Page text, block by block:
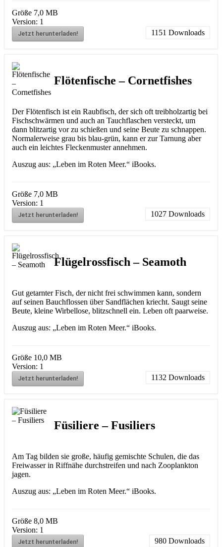
Größe 7,0 MB
Version: 1
Jetzt herunterladen! 1151 Downloads
Flötenfische – Cornetfishes
Der Flötenfisch ist ein Raubfisch, der sich oft treibholzartig bei
Fischschwärmen und auch an Tauchflaschen versteckt, um
dann blitzartig vor zu schießen und seine Beute zu schnappen.
Normalerweise grau bis blau-grün, kann er zur Tarnung aber
auch ein leichtes Fleckenmuster annehmen.
Auszug aus: „Leben im Roten Meer.“ iBooks.
Größe 7,0 MB
Version: 1
Jetzt herunterladen! 1027 Downloads
Flügelrossfisch – Seamoth
Gut getarnter Fisch, der nicht frei schwimmen kann, sondern
auf seinen Bauchflossen über Sandflächen kriecht. Saugt seine
Beute, kleine Wirbellose, blitzschnell ein. Leben oft paarweise.
Auszug aus: „Leben im Roten Meer.“ iBooks.
Größe 10,0 MB
Version: 1
Jetzt herunterladen! 1132 Downloads
Füsiliere – Fusiliers
Am Tag bilden sie große, häufig gemischte Schulen, die das
Freiwasser in Riffnähe durchstreifen und nach Zooplankton
jagen.
Auszug aus: „Leben im Roten Meer.“ iBooks.
Größe 8,0 MB
Version: 1
Jetzt herunterladen! 980 Downloads